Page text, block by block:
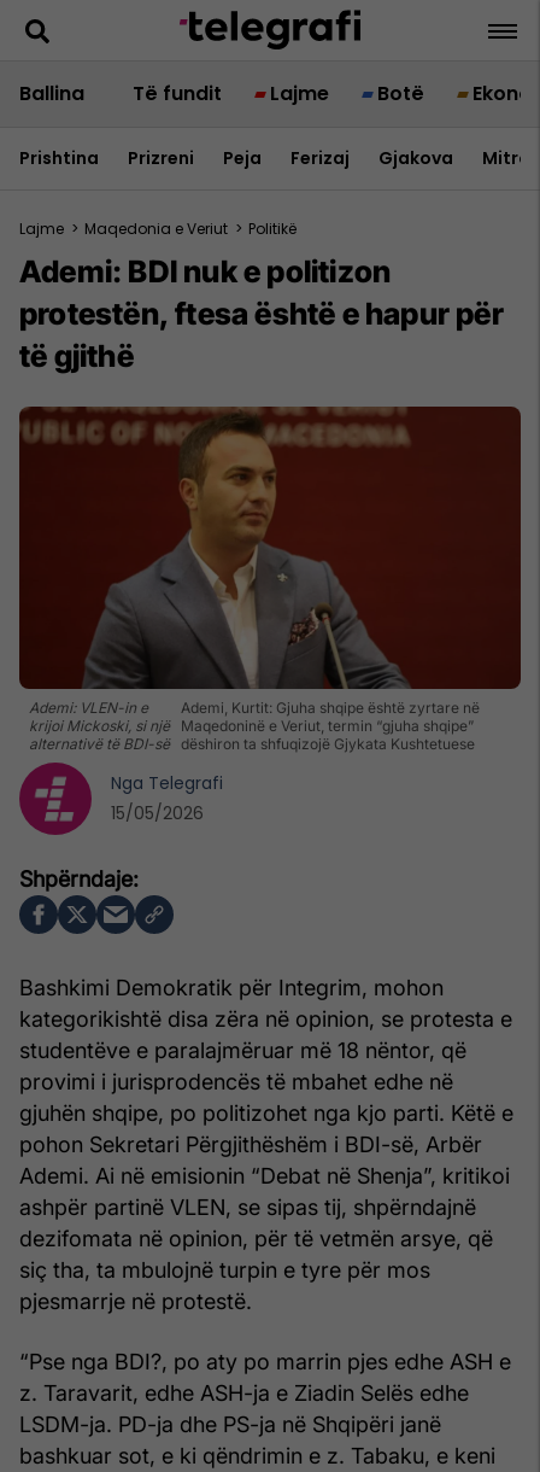
Ballina Të fundit Lajme Botë
Prishtina Prizreni Peja Ferizaj Gjakova
Lajme > Maqedonia e Veriut > Politikë
Ademi: BDI nuk e politizon
protestën, ftesa është e hapur për
të gjithë
Ademi: VLEN-in e
krijoi Mickoski, si një
alternativë të BDI-së
Ademi, Kurtit: Gjuha shqipe është zyrtare në
Maqedoninë e Veriut, termin “gjuha shqipe”
dëshiron ta shfuqizojë Gjykata Kushtetuese
Bashkimi Demokratik për Integrim, mohon
kategorikishtë disa zëra në opinion, se protesta e
studentëve e paralajmëruar më 18 nëntor, që
provimi i jurisprodencës të mbahet edhe në
gjuhën shqipe, po politizohet nga kjo parti. Këtë e
pohon Sekretari Përgjithëshëm i BDI-së, Arbër
Ademi. Ai në emisionin “Debat në Shenja”, kritikoi
ashpër partinë VLEN, se sipas tij, shpërndajnë
dezifomata në opinion, për të vetmën arsye, që
siç tha, ta mbulojnë turpin e tyre për mos
pjesmarrje në protestë.
“Pse nga BDI?, po aty po marrin pjes edhe ASH e
z. Taravarit, edhe ASH-ja e Ziadin Selës edhe
LSDM-ja. PD-ja dhe PS-ja në Shqipëri janë
bashkuar sot, e ki qëndrimin e z. Tabaku, e keni
Nga Telegrafi
15/05/2026